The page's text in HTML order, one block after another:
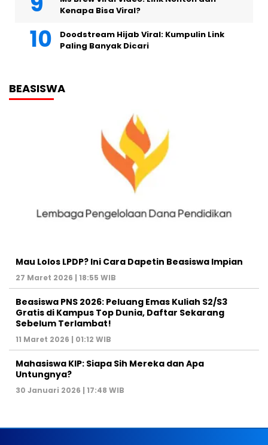
Kenapa Bisa Viral?
Doodstream Hijab Viral: Kumpulin Link
Paling Banyak Dicari
BEASISWA
Mau Lolos LPDP? Ini Cara Dapetin Beasiswa Impian
27 Maret 2026 | 18:55 WIB
Beasiswa PNS 2026: Peluang Emas Kuliah S2/S3
Gratis di Kampus Top Dunia, Daftar Sekarang
Sebelum Terlambat!
11 Maret 2026 | 01:12 WIB
Mahasiswa KIP: Siapa Sih Mereka dan Apa
Untungnya?
30 Januari 2026 | 17:48 WIB